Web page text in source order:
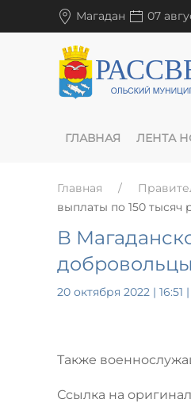
Магадан 07
ГЛАВНАЯ ЛЕНТА
Главная
выплаты по 150 тысяч
В
20 октября 2022 | 16:51 |
Также
Ссылка на оригинал